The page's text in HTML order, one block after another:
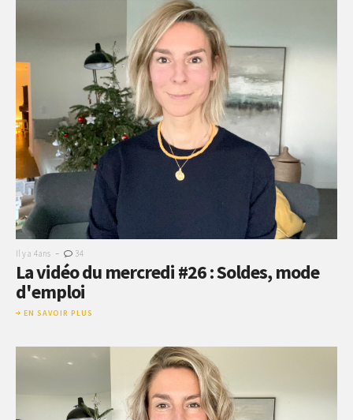
Il y a 4 ans - 34
La vidéo du mercredi #26 : Soldes, mode
d'emploi
EN SAVOIR PLUS